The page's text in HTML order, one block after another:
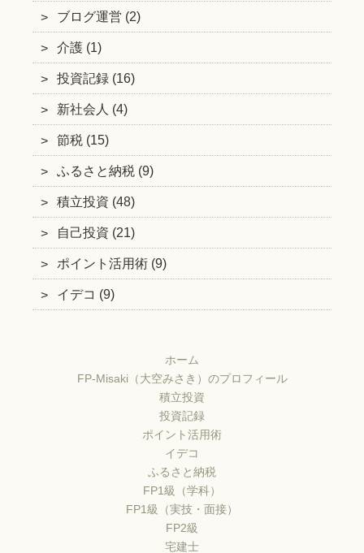
ブログ運営 (2)
介護 (1)
投資記録 (16)
新社会人 (4)
節税 (15)
ふるさと納税 (9)
積立投資 (48)
自己投資 (21)
ポイント活用術 (9)
イデコ (9)
ホーム
FP-Misaki（大空みさき）のプロフィール
積立投資
投資記録
ポイント活用術
イデコ
ふるさと納税
FP1級（学科）
FP1級（実技・面接）
FP2級
宅建士